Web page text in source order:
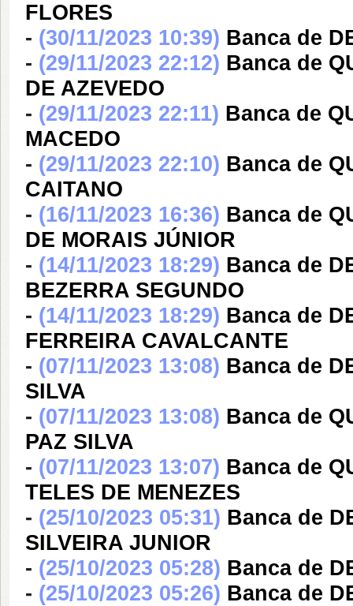
FLORES
- (30/11/2023 10:39) Banca de
- (29/11/2023 22:12) Banca de
DE AZEVEDO
- (29/11/2023 22:11) Banca de
MACEDO
- (29/11/2023 22:10) Banca de
CAITANO
- (16/11/2023 16:36) Banca de
DE MORAIS JÚNIOR
- (14/11/2023 18:29) Banca de
BEZERRA SEGUNDO
- (14/11/2023 18:29) Banca de
FERREIRA CAVALCANTE
- (07/11/2023 13:08) Banca de
SILVA
- (07/11/2023 13:08) Banca de
PAZ SILVA
- (07/11/2023 13:07) Banca de
TELES DE MENEZES
- (25/10/2023 05:31) Banca de
SILVEIRA JUNIOR
- (25/10/2023 05:28) Banca de
- (25/10/2023 05:26) Banca de